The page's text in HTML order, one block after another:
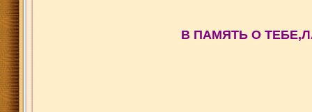
В ПАМЯТЬ О